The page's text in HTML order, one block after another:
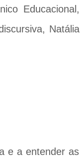
Educacional,
Natália
e a entender as